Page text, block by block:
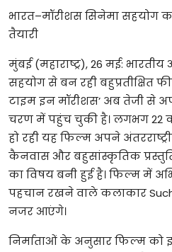
बिज़नेस
भारत–मॉरीशससिनेमासहयोग
तैयारी
मुंबई(महाराष्ट्र), 26 मई: भारतीय
सहयोगसेबनरहीबहुप्रतीक्षित
टाइमइनमॉरीशस’ अबतेजीसे
चरणमेंपहुंचचुकीहै।लगभग22
होरहीयहफिल्म अपने
कैनवासऔरबहुसांस्कृतिक
काविषयबनीहुईहै।फिल्ममें
पहचानरखनेवालेकलाकार
नजरआएंगे।
निर्माताओंके अनुसारफिल्मको